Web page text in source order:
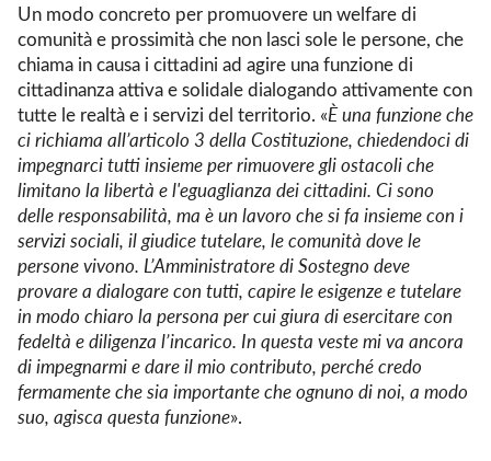
Un modo concreto per promuovere un welfare di
comunità e prossimità che non lasci sole le persone, che
chiama in causa i cittadini ad agire una funzione di
cittadinanza attiva e solidale dialogando attivamente con
tutte le realtà e i servizi del territorio. «È una funzione che
ci richiama all’articolo 3 della Costituzione, chiedendoci di
impegnarci tutti insieme perrimuovere gli ostacoli che
limitano la libertà e l'eguaglianza dei cittadini. Ci sono
delle responsabilità, ma è un lavoro che si fa insieme con i
servizi sociali, il giudice tutelare, le comunità dove le
persone vivono. L’Amministratore di Sostegno deve
provare a dialogare con tutti, capire le esigenze e tutelare
in modo chiaro la persona per cui giura di esercitare con
fedeltà e diligenza l’incarico. In questa veste mi va ancora
di impegnarmi e dare il mio contributo, perché credo
fermamente che sia importante che ognuno di noi, a modo
suo, agisca questa funzione».